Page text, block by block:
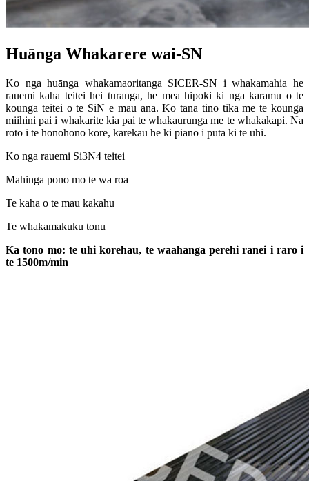
Huānga Whakarere wai-SN
Ko nga huānga whakamaoritanga SICER-SN i whakamahia he
rauemi kaha teitei hei turanga, he mea hipoki ki nga karamu o te
kounga teitei o te SiN e mau ana. Ko tana tino tika me te kounga
miihini pai i whakarite kia pai te whakaurunga me te whakakapi. Na
roto i te honohono kore, karekau he ki piano i puta ki te uhi.
Ko nga rauemi Si3N4 teitei
Mahinga pono mo te wa roa
Te kaha o te mau kakahu
Te whakamakuku tonu
Ka tono mo: te uhi korehau, te waahanga perehi ranei i raro i
te 1500m/min